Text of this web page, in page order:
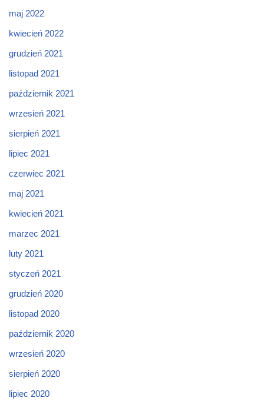
maj 2022
kwiecień 2022
grudzień 2021
listopad 2021
październik 2021
wrzesień 2021
sierpień 2021
lipiec 2021
czerwiec 2021
maj 2021
kwiecień 2021
marzec 2021
luty 2021
styczeń 2021
grudzień 2020
listopad 2020
październik 2020
wrzesień 2020
sierpień 2020
lipiec 2020